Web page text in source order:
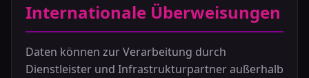
Internationale Überweisungen
Daten können zur Verarbeitung durch
Dienstleister und Infrastrukturpartner außerhalb